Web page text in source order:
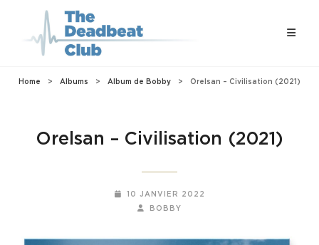
Home > Albums > Album de Bobby > Orelsan – Civilisation (2021)
Orelsan – Civilisation (2021)
POSTED-
10 JANVIER 2022
BY
BYLINE
BOBBY